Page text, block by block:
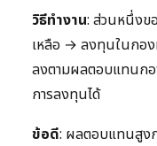
วิธีทำงาน: ส่วนหนึ่งข
เหลือ → ลงทุนในกอ
ลงตามผลตอบแทนก
การลงทุนได้
ข้อดี: ผลตอบแทนสูง